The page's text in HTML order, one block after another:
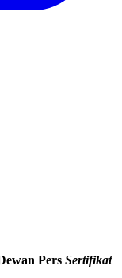
Pers Sertifikat